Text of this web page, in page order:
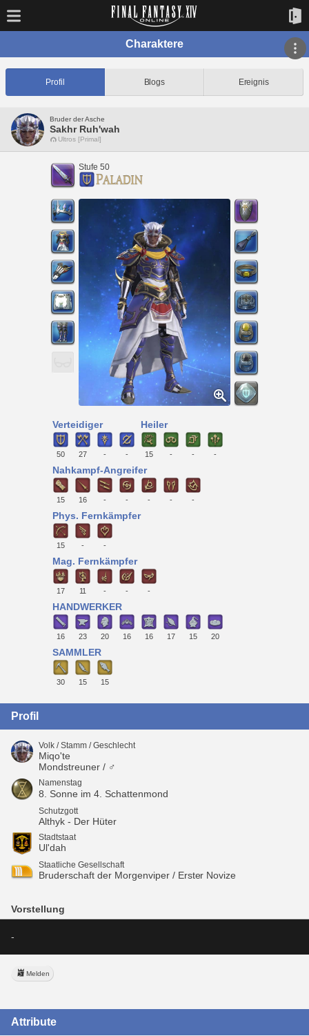
Charaktere
Profil Blogs Ereignis
Bruder der Asche
Sakhr Ruh'wah
Ultros [Primal]
Stufe 50
Verteidiger
50 27 - -
Heiler
15 - - -
Nahkampf-Angreifer
15 16 - - - - -
Phys. Fernkämpfer
15 - -
Mag. Fernkämpfer
17 11 - - -
HANDWERKER
16 23 20 16 16 17 15 20
SAMMLER
30 15 15
Profil
Volk / Stamm / Geschlecht
Miqo'te
Mondstreuner / ♂
Namenstag
8. Sonne im 4. Schattenmond
Schutzgott
Althyk - Der Hüter
Stadtstaat
Ul'dah
Staatliche Gesellschaft
Bruderschaft der Morgenviper / Erster Novize
Vorstellung
-
Melden
Attribute